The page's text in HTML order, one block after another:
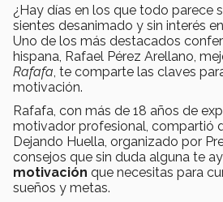
¿Hay días en los que todo parece
sientes desanimado y sin interés
Uno de los más destacados
hispana, Rafael Pérez Arellano,
Rafafa , te comparte las claves
motivación.
Rafafa, con más de 18 años de
motivador profesional, compartió
Dejando Huella, organizado por
consejos que sin duda alguna te
motivación que necesitas para
sueños y metas.